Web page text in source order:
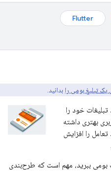
Flutter
بومی رابدانید.
خود را
داشته
را افزایش
ببرید، مهم است که طرح‌بندی